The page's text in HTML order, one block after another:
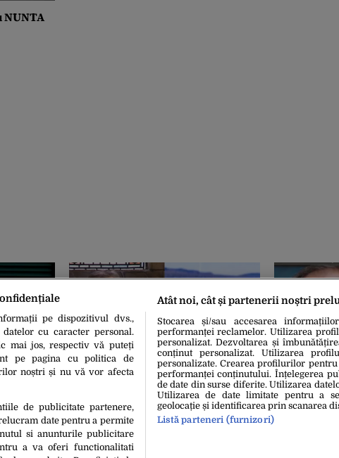
24 Mai 2021, 22:08
Lovitură pentru Jeff Bezos. Nu mai
e cel mai bogat om din lume: Cine
l-a devansat pe multimiliardarul
de la Amazon
16 Iun. 2020,
AVERE.
Marea
oligarhului
pe dispozitivul dvs.,
cu caracter personal.
mai jos, respectiv vă puteți
pe pagina cu politica de
noștri și nu vă vor afecta
de publicitate partenere,
date pentru a permite
si anunturile publicitare
a va oferi functionalitati
Atât noi, cât și partenerii noștri
Stocarea și/sau accesarea
performanței reclamelor. Utilizarea
personalizat. Dezvoltarea și
conținut personalizat. Utilizarea
personalizate. Crearea profilurilor
performanței conținutului. Înțelegerea
de date din surse diferite. Utilizarea
Utilizarea de date limitate pentru a
geolocație și identificarea prin scanarea
Listă parteneri (furnizori)